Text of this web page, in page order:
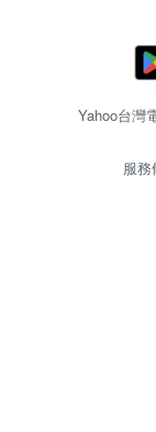
Yahoo台灣
服務